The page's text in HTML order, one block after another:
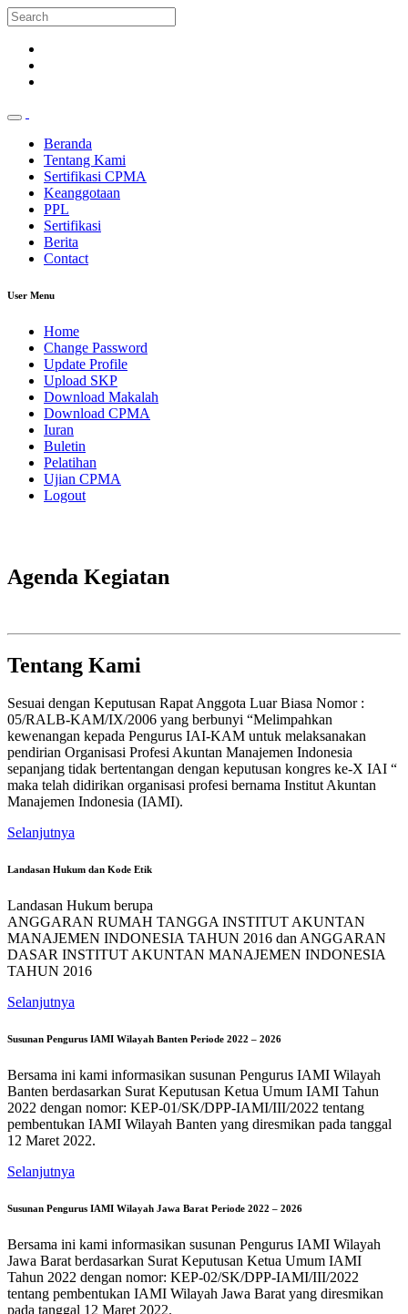
Beranda
Tentang Kami
Sertifikasi CPMA
Keanggotaan
PPL
Sertifikasi
Berita
Contact
User Menu
Home
Change Password
Update Profile
Upload SKP
Download Makalah
Download CPMA
Iuran
Buletin
Pelatihan
Ujian CPMA
Logout
Agenda Kegiatan
Tentang Kami
Sesuai dengan Keputusan Rapat Anggota Luar Biasa Nomor :
05/RALB-KAM/IX/2006 yang berbunyi “Melimpahkan
kewenangan kepada Pengurus IAI-KAM untuk melaksanakan
pendirian Organisasi Profesi Akuntan Manajemen Indonesia
sepanjang tidak bertentangan dengan keputusan kongres ke-X IAI “
maka telah didirikan organisasi profesi bernama Institut Akuntan
Manajemen Indonesia (IAMI).
Selanjutnya
Landasan Hukum dan Kode Etik
Landasan Hukum berupa
ANGGARAN RUMAH TANGGA INSTITUT AKUNTAN
MANAJEMEN INDONESIA TAHUN 2016 dan ANGGARAN
DASAR INSTITUT AKUNTAN MANAJEMEN INDONESIA
TAHUN 2016
Selanjutnya
Susunan Pengurus IAMI Wilayah Banten Periode 2022 – 2026
Bersama ini kami informasikan susunan Pengurus IAMI Wilayah
Banten berdasarkan Surat Keputusan Ketua Umum IAMI Tahun
2022 dengan nomor: KEP-01/SK/DPP-IAMI/III/2022 tentang
pembentukan IAMI Wilayah Banten yang diresmikan pada tanggal
12 Maret 2022.
Selanjutnya
Susunan Pengurus IAMI Wilayah Jawa Barat Periode 2022 – 2026
Bersama ini kami informasikan susunan Pengurus IAMI Wilayah
Jawa Barat berdasarkan Surat Keputusan Ketua Umum IAMI
Tahun 2022 dengan nomor: KEP-02/SK/DPP-IAMI/III/2022
tentang pembentukan IAMI Wilayah Jawa Barat yang diresmikan
pada tanggal 12 Maret 2022.